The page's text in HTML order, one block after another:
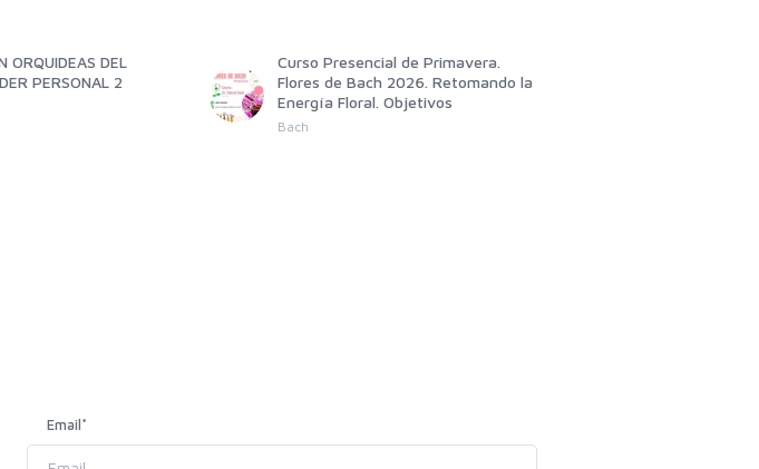
ORQUIDEAS DEL
PERSONAL 2
Curso Presencial de Primavera.
Flores de Bach 2026. Retomando la
Energía Floral. Objetivos
Bach
Email*